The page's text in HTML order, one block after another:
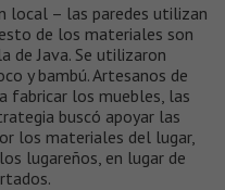
local – las paredes utilizan
de los materiales son
de Java. Se utilizaron
y bambú. Artesanos de
fabricar los muebles, las
buscó apoyar las
los materiales del lugar,
lugareños, en lugar de